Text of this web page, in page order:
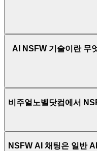
AI NSFW 기술이란 무
비주얼노벨닷컴에서
NSFW AI 채팅은 일반